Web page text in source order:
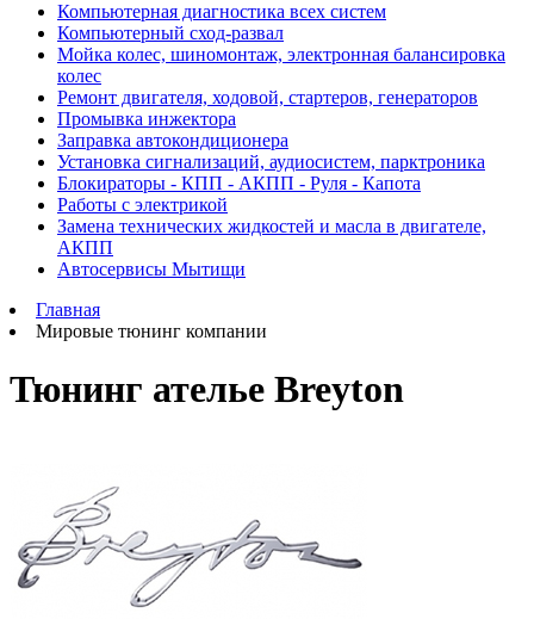
Компьютерная диагностика всех систем
Компьютерный сход-развал
Мойка колес, шиномонтаж, электронная балансировка
колес
Ремонт двигателя, ходовой, стартеров, генераторов
Промывка инжектора
Заправка автокондиционера
Установка сигнализаций, аудиосистем, парктроника
Блокираторы - КПП - АКПП - Руля - Капота
Работы с электрикой
Замена технических жидкостей и масла в двигателе,
АКПП
Автосервисы Мытищи
Главная
Мировые тюнинг компании
Тюнинг ателье Breyton